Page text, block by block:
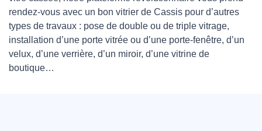
rendez-vous avec un bon vitrier de Cassis pour d’autres
types de travaux : pose de double ou de triple vitrage,
installation d’une porte vitrée ou d’une porte-fenêtre, d’un
velux, d’une verrière, d’un miroir, d’une vitrine de
boutique…